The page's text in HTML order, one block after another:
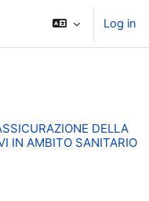
Log in
DELLA
IN AMBITO SANITARIO